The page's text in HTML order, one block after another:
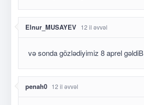
Elnur_MUSAYEV 12 il əvvəl
və sonda gözlədiyimiz 8 aprel gəldiВ
penah0 12 il əvvəl